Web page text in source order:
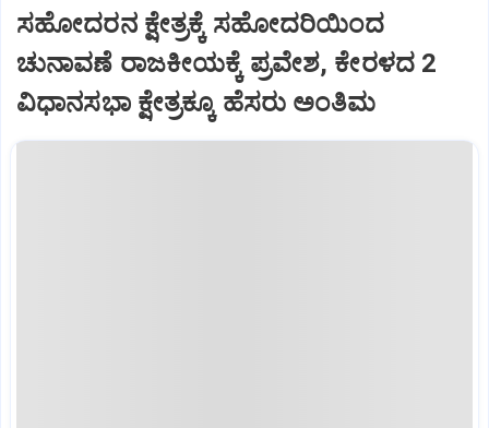
ಸಹೋದರನ ಕ್ಷೇತ್ರಕ್ಕೆ ಸಹೋದರಿಯಿಂದ
ಚುನಾವಣೆ ರಾಜಕೀಯಕ್ಕೆ ಪ್ರವೇಶ, ಕೇರಳದ 2
ವಿಧಾನಸಭಾ ಕ್ಷೇತ್ರಕ್ಕೂ ಹೆಸರು ಅಂತಿಮ